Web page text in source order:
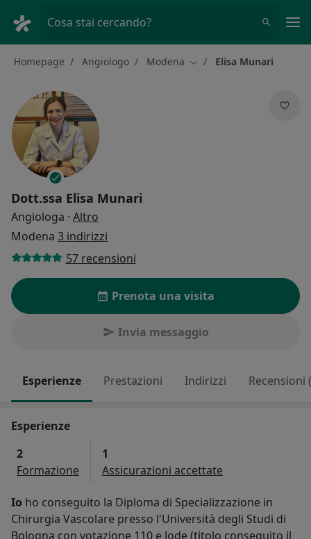
Cosa stai cercando?
Homepage Angiologo Modena Cambia città
Elisa Munari
Dott.ssa Elisa Munari
Angiologa · Altro
Modena 3 indirizzi
57 recensioni
Prenota una visita
Invia messaggio
Esperienze Prestazioni Indirizzi Recensioni
Esperienze
2
Formazione
1
Assicurazioni accettate
Io ho conseguito la Diploma di Specializzazione in
Chirurgia Vascolare presso l'Università degli Studi di
Bologna con votazione 110 e lode (titolo conseguito il